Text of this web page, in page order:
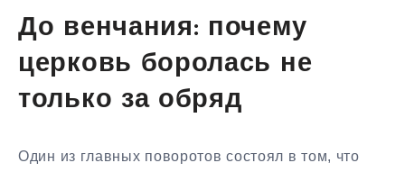
До венчания: почему
церковь боролась не
только за обряд
Один из главных поворотов состоял в том, что